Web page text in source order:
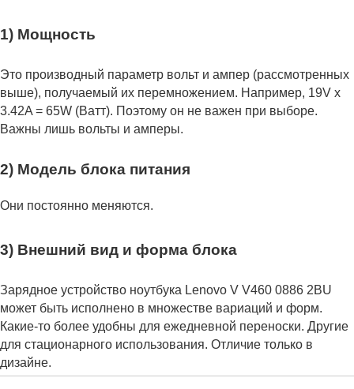
1) Мощность
Это производный параметр вольт и ампер (рассмотренных
выше), получаемый их перемножением. Например, 19V x
3.42A = 65W (Ватт). Поэтому он не важен при выборе.
Важны лишь вольты и амперы.
2) Модель блока питания
Они постоянно меняются.
3) Внешний вид и форма блока
Зарядное устройство ноутбука Lenovo V V460 0886 2BU
может быть исполнено в множестве вариаций и форм.
Какие-то более удобны для ежедневной переноски. Другие
для стационарного использования. Отличие только в
дизайне.